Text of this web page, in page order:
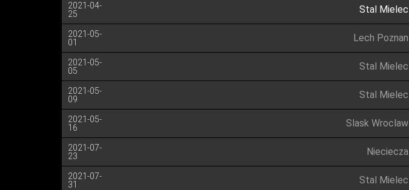
2021-04-
25
Stal Mielec
2021-05-
01
Lech Poznan
2021-05-
05
Stal Mielec
2021-05-
09
Stal Mielec
2021-05-
16
Slask Wroclaw
2021-07-
23
Nieciecza
2021-07-
31
Stal Mielec